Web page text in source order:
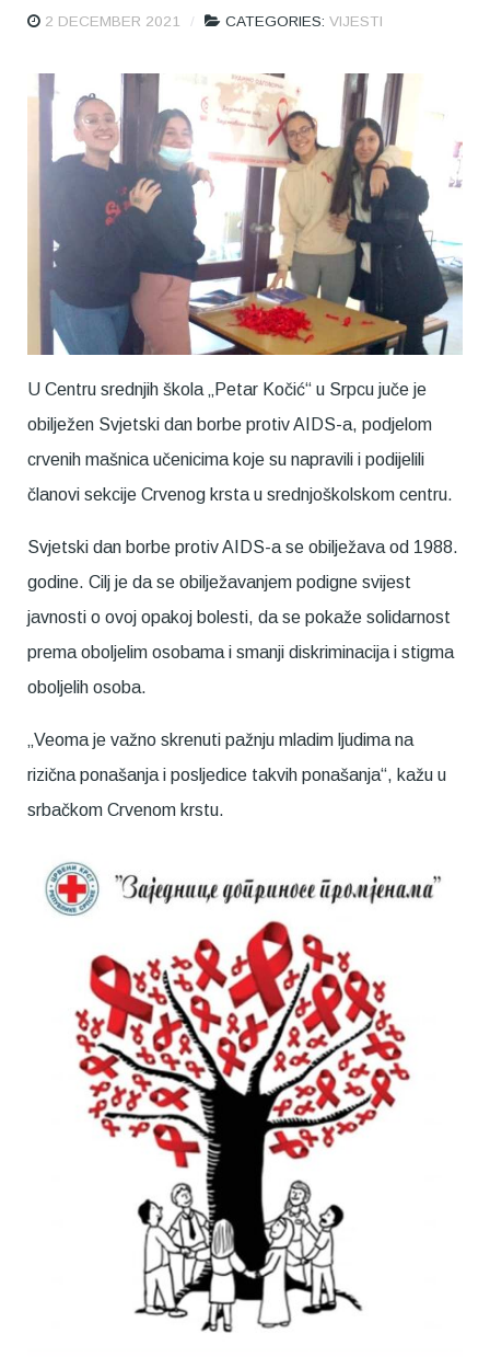
2 DECEMBER 2021 CATEGORIES: VIJESTI
U Centru srednjih škola „Petar Kočić“ u Srpcu juče je
obilježen Svjetski dan borbe protiv AIDS-a, podjelom
crvenih mašnica učenicima koje su napravili i podijelili
članovi sekcije Crvenog krsta u srednjoškolskom centru.
Svjetski dan borbe protiv AIDS-a se obilježava od 1988.
godine. Cilj je da se obilježavanjem podigne svijest
javnosti o ovoj opakoj bolesti, da se pokaže solidarnost
prema oboljelim osobama i smanji diskriminacija i stigma
oboljelih osoba.
„Veoma je važno skrenuti pažnju mladim ljudima na
rizična ponašanja i posljedice takvih ponašanja“, kažu u
srbačkom Crvenom krstu.